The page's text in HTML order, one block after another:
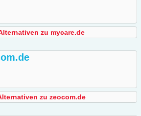
zu mycare.de
zu zeocom.de